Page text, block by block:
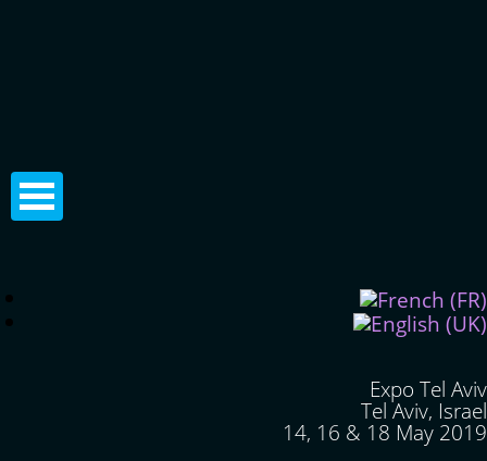
Expo Tel Aviv
Tel Aviv, Israel
14, 16 & 18 May 2019